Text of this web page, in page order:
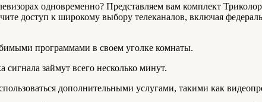
одновременно? Представляем вам комплект
доступ к широкому выбору телеканалов, включая
программами в своем уголке комнаты.
займут всего несколько минут.
дополнительными услугами, такими как